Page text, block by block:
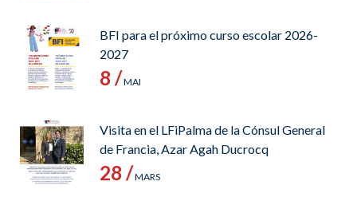
BFI para el próximo curso escolar 2026-
2027
8 /MAI
Visita en el LFiPalma de la Cónsul General
de Francia, Azar Agah Ducrocq
28 /MARS